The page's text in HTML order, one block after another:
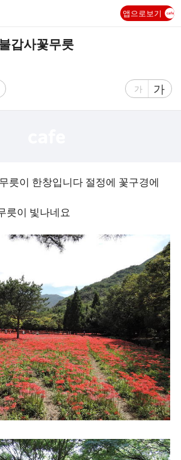
앱으로보기
갑사꽃무릇
글
게
가
글
자
게
가
릇이 한창입니다 절정에 꽃구경에
릇이 빛나네요